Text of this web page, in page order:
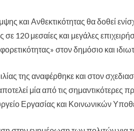
και Ανθεκτικότητας θα δοθεί
120 μεσαίες και μεγάλες
στον δημόσιο και
της αναφέρθηκε και στον
μία από τις σημαντικότερες
Εργασίας και Κοινωνικών